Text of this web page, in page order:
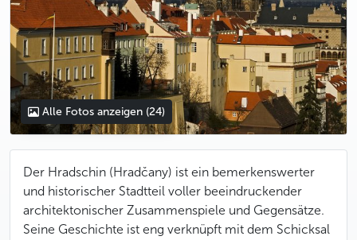
Alle Fotos anzeigen (24)
Der Hradschin (Hradčany) ist ein bemerkenswerter
und historischer Stadtteil voller beeindruckender
architektonischer Zusammenspiele und Gegensätze.
Seine Geschichte ist eng verknüpft mit dem Schicksal